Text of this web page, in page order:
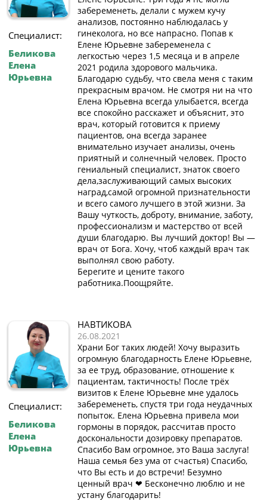
Специалист:
Беликова
Елена
Юрьевна
забеременеть, делали с мужем кучу
анализов, постоянно наблюдалась у
гинеколога, но все напрасно. Попав к
Елене Юрьевне забеременела с
легкостью через 1,5 месяца и в апреле
2021 родила здорового мальчика.
Благодарю судьбу, что свела меня с таким
прекрасным врачом. Не смотря ни на что
Елена Юрьевна всегда улыбается, всегда
все спокойно расскажет и объяснит, это
врач, который готовится к приему
пациентов, она всегда заранее
внимательно изучает анализы, очень
приятный и солнечный человек. Просто
гениальный специалист, знаток своего
дела,заслуживающий самых высоких
наград,самой огромной признательности
и всего самого лучшего в этой жизни. За
Вашу чуткость, доброту, внимание, заботу,
профессионализм и мастерство от всей
души благодарю. Вы лучший доктор! Вы —
врач от Бога. Хочу, чтоб каждый врач так
выполнял свою работу.
Берегите и цените такого
работника.Поощряйте.
Специалист:
Беликова
Елена
Юрьевна
НАВТИКОВА
26.08.2021
Храни Бог таких людей! Хочу выразить
огромную благодарность Елене Юрьевне,
за ее труд, образование, отношение к
пациентам, тактичность! После трёх
визитов к Елене Юрьевне мне удалось
забеременеть, спустя три года неудачных
попыток. Елена Юрьевна привела мои
гормоны в порядок, рассчитав просто
доскональности дозировку препаратов.
Спасибо Вам огромное, это Ваша заслуга!
Наша семья без ума от счастья) Спасибо,
что Вы есть и до встречи! Безумно
ценный врач ❤️ Бесконечно люблю и не
устану благодарить!